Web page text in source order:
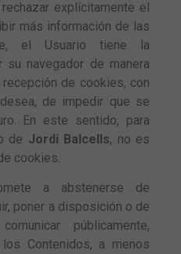
explícitamente el
más información de las
el Usuario tiene la
navegador de manera
de cookies, con
de impedir que se
En este sentido, para
de Jordi Balcells, no es
cookies.
a abstenerse de
poner a disposición o de
públicamente,
Contenidos, a menos